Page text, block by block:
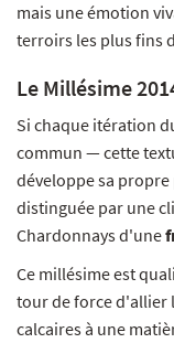
mais une émotion
terroirs les plus fins
Le Millésime
Si chaque itération
commun — cette
développe sa
distinguée par une
Chardonnays d'une
Ce millésime est
tour de force d'allier
calcaires à une